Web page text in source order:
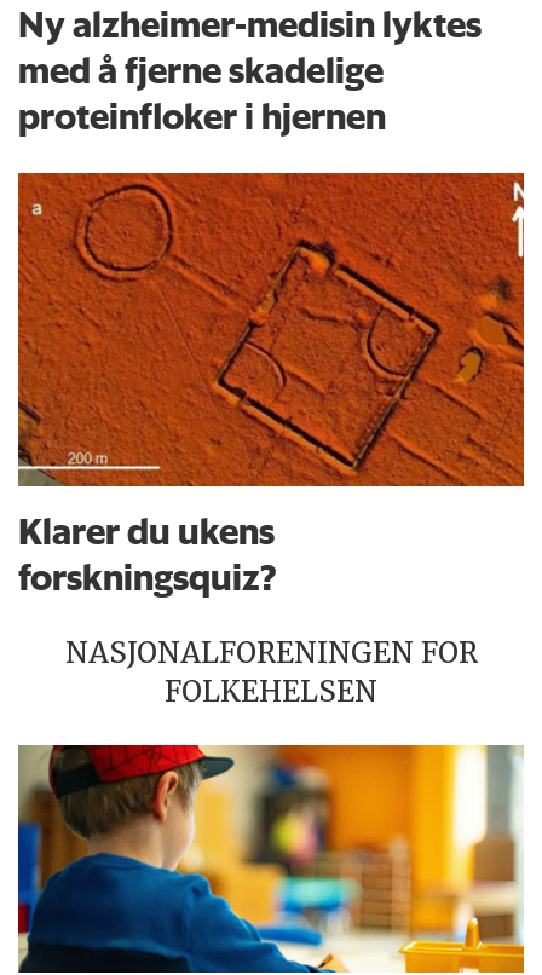
Ny alzheimer-medisin lyktes
med å fjerne skadelige
proteinfloker i hjernen
Klarer du ukens
forskningsquiz?
NASJONALFORENINGEN FOR
FOLKEHELSEN